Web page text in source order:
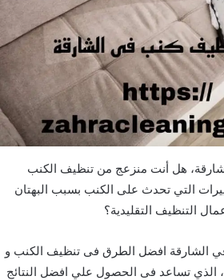
هل أنت منزعج من تنظيف الكنب
التي تحدث على الكنب بسبب البهتان
التنظيف التقليدية؟
الشارقة افضل الطرق فى تنظيف الكنب و
، الذي تساعد فى الحصول علي افضل النتائج